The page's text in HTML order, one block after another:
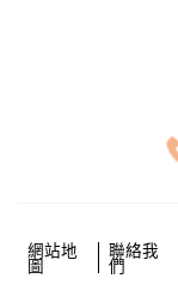
網站地
圖
聯絡我
們